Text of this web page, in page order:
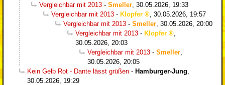
Vergleichbar mit 2013 - Smeller 30.05.2026, 19:33
Vergleichbar mit 2013 - Klopfer
30.05.2026, 19:57
Vergleichbar mit 2013 - Smeller 30.05.2026, 20:00
Vergleichbar mit 2013 - Klopfer
30.05.2026, 20:03
Vergleichbar mit 2013 - Smeller
30.05.2026, 20:05
Kein Gelb Rot - Dante lässt grüßen - Hamburger-Jung
30.05.2026, 19:29